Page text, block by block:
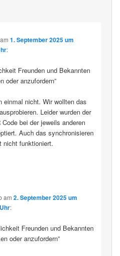
1. September 2025 um
:
Freunden und Bekannten
oder anzufordern”
einmal nicht. Wir wollten das
Leider wurden der
bei der jeweils anderen
Auch das synchronisieren
nicht funktioniert.
am2. September 2025 um
:
Freunden und Bekannten
oder anzufordern”